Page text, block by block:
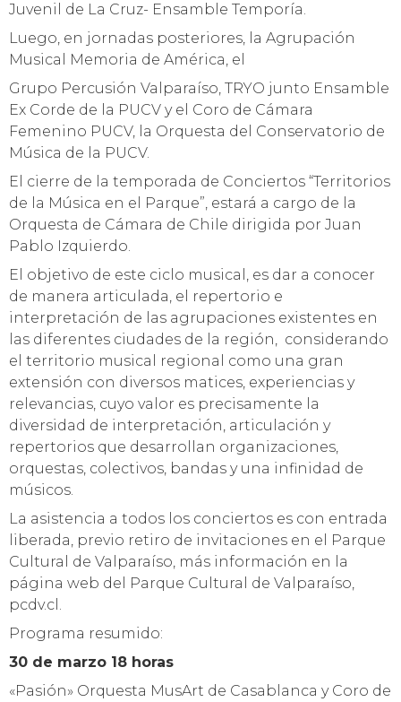
Juvenil de La Cruz- Ensamble Temporía.
Luego, en jornadas posteriores, la Agrupación
Musical Memoria de América, el
Grupo Percusión Valparaíso, TRYO junto Ensamble
Ex Corde de la PUCV y el Coro de Cámara
Femenino PUCV, la Orquesta del Conservatorio de
Música de la PUCV.
El cierre de la temporada de Conciertos “Territorios
de la Música en el Parque”, estará a cargo de la
Orquesta de Cámara de Chile dirigida por Juan
Pablo Izquierdo.
El objetivo de este ciclo musical, es dar a conocer
de manera articulada, el repertorio e
interpretación de las agrupaciones existentes en
las diferentes ciudades de la región, considerando
el territorio musical regional como una gran
extensión con diversos matices, experiencias y
relevancias, cuyo valor es precisamente la
diversidad de interpretación, articulación y
repertorios que desarrollan organizaciones,
orquestas, colectivos, bandas y una infinidad de
músicos.
La asistencia a todos los conciertos es con entrada
liberada, previo retiro de invitaciones en el Parque
Cultural de Valparaíso, más información en la
página web del Parque Cultural de Valparaíso,
pcdv.cl.
Programa resumido:
30 de marzo 18 horas
«Pasión» Orquesta MusArt de Casablanca y Coro de